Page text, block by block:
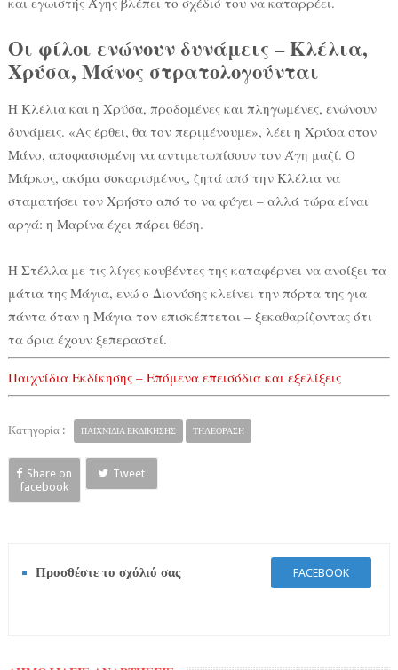
Οι φίλοι ενώνουν δυνάμεις – Κλέλια,
Χρύσα, Μάνος στρατολογούνται
Η Κλέλια και η Χρύσα, προδομένες και πληγωμένες, ενώνουν
δυνάμεις. «Ας έρθει, θα τον περιμένουμε», λέει η Χρύσα στον
Μάνο, αποφασισμένη να αντιμετωπίσουν τον Άγη μαζί. Ο
Μάρκος, ακόμα σοκαρισμένος, ζητά από την Κλέλια να
σταματήσει τον Χρήστο από το να φύγει – αλλά τώρα είναι
αργά: η Μαρίνα έχει πάρει θέση.
Η Στέλλα με τις λίγες κουβέντες της καταφέρνει να ανοίξει τα
μάτια της Μάγια, ενώ ο Διονύσης κλείνει την πόρτα της για
πάντα όταν η Μάγια τον επισκέπτεται – ξεκαθαρίζοντας ότι
τα όρια έχουν ξεπεραστεί.
Παιχνίδια Εκδίκησης – Επόμενα επεισόδια και εξελίξεις
Κατηγορία : ΠΑΙΧΝΙΔΙΑ ΕΚΔΙΚΗΣΗΣ ΤΗΛΕΟΡΑΣΗ
Share on
facebook
Tweet
Προσθέστε το σχόλιό σας FACEBOOK